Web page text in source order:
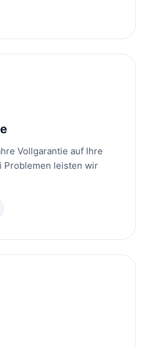
Vollgarantie auf Ihre
Problemen leisten wir